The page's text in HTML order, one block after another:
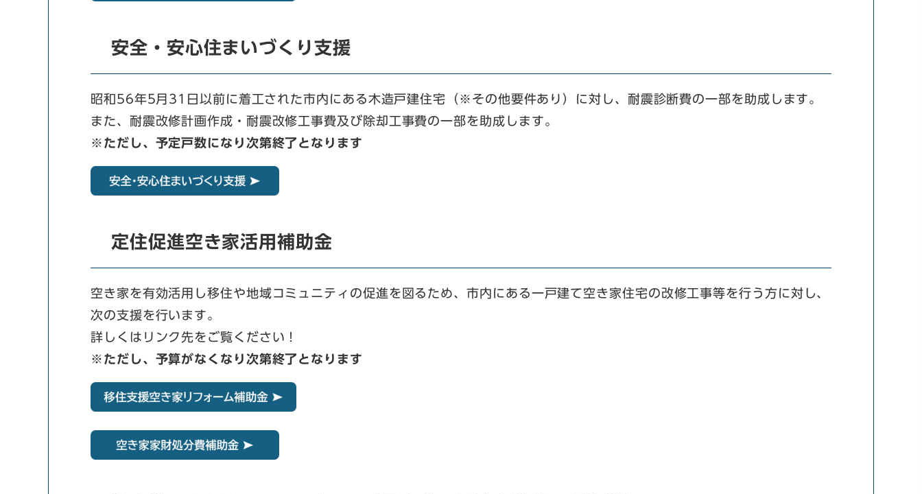
安全・安心住まいづくり支援
昭和56年5月31日以前に着工された市内にある木造戸建住宅（※その他要件あり）に対し、耐震診断費の一部を助成します。
また、耐震改修計画作成・耐震改修工事費及び除却工事費の一部を助成します。
※ただし、予定戸数になり次第終了となります
定住促進空き家活用補助金
空き家を有効活用し移住や地域コミュニティの促進を図るため、市内にある一戸建て空き家住宅の改修工事等を行う方に対し、
次の支援を行います。
詳しくはリンク先をご覧ください！
※ただし、予算がなくなり次第終了となります